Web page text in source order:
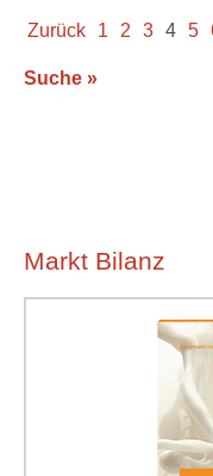
Zurück 1 2 3 4 5
Suche »
Markt Bilanz